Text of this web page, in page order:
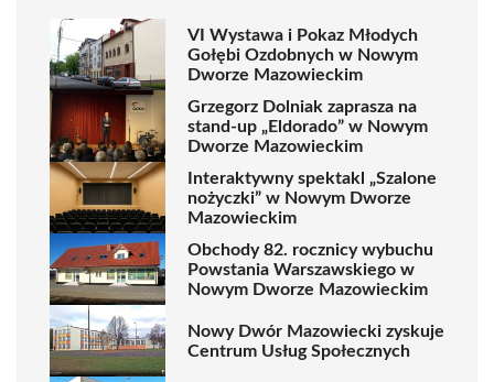
VI Wystawa i Pokaz Młodych
Gołębi Ozdobnych w Nowym
Dworze Mazowieckim
Grzegorz Dolniak zaprasza na
stand-up „Eldorado” w Nowym
Dworze Mazowieckim
Interaktywny spektakl „Szalone
nożyczki” w Nowym Dworze
Mazowieckim
Obchody 82. rocznicy wybuchu
Powstania Warszawskiego w
Nowym Dworze Mazowieckim
Nowy Dwór Mazowiecki zyskuje
Centrum Usług Społecznych